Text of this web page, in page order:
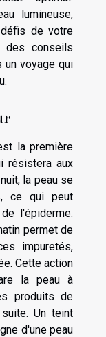
lumineuse,
de votre
des conseils
un voyage qui
la première
résistera aux
la peau se
ce qui peut
l'épiderme.
permet de
impuretés,
Cette action
la peau à
produits de
Un teint
d'une peau